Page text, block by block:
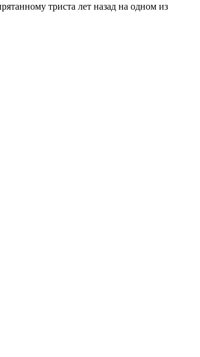
триста лет назад на одном из